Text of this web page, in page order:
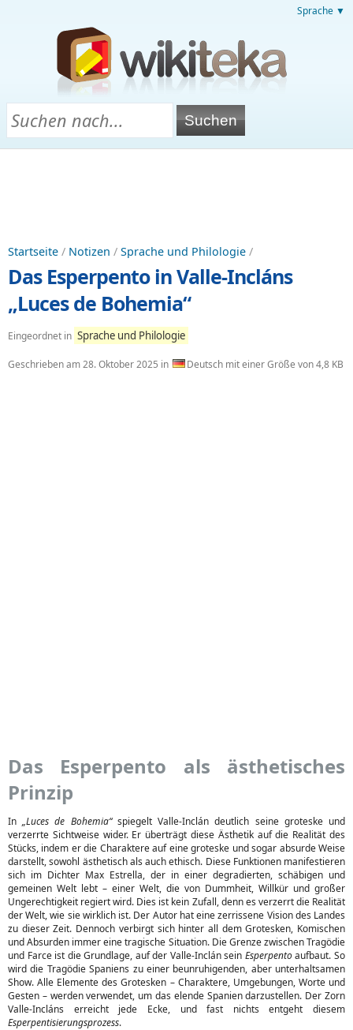
Sprache ▼
Startseite / Notizen / Sprache und Philologie /
Das Esperpento in Valle-Incláns
„Luces de Bohemia“
Eingeordnet in Sprache und Philologie
Geschrieben am28. Oktober 2025 in Deutsch mit einer Größe von 4,8 KB
Das Esperpento als ästhetisches
Prinzip
In„Luces de Bohemia“spiegelt Valle-Inclán deutlich seine groteske und
verzerrte Sichtweise wider. Er überträgt diese Ästhetik auf die Realität des
Stücks, indem er die Charaktere auf eine groteske und sogar absurde Weise
darstellt, sowohl ästhetisch als auch ethisch. Diese Funktionen manifestieren
sich im Dichter Max Estrella, der in einer degradierten, schäbigen und
gemeinen Welt lebt – einer Welt, die von Dummheit, Willkür und großer
Ungerechtigkeit regiert wird. Dies ist kein Zufall, denn es verzerrt die Realität
der Welt, wie sie wirklich ist. Der Autor hat eine zerrissene Vision des Landes
zu dieser Zeit. Dennoch verbirgt sich hinter all dem Grotesken, Komischen
und Absurden immer eine tragische Situation. Die Grenze zwischen Tragödie
und Farce ist die Grundlage, auf der Valle-Inclán sein Esperpentoaufbaut. So
wird die Tragödie Spaniens zu einer beunruhigenden, aber unterhaltsamen
Show. Alle Elemente des Grotesken – Charaktere, Umgebungen, Worte und
Gesten – werden verwendet, um das elende Spanien darzustellen. Der Zorn
Valle-Incláns erreicht jede Ecke, und fast nichts entgeht diesem
Esperpentisierungsprozess.